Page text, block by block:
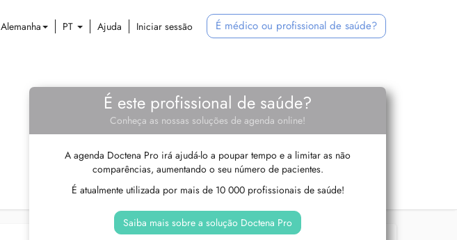
Alemanha PT Ajuda Iniciar sessão É médico ou profissional de saúde?
É este profissional de saúde?
Conheça as nossas soluções de agenda online!
A agenda Doctena Pro irá ajudá-lo a poupar tempo e a limitar as não
comparências, aumentando o seu número de pacientes.
É atualmente utilizada por mais de 10 000 profissionais de saúde!
Saiba mais sobre a solução Doctena Pro